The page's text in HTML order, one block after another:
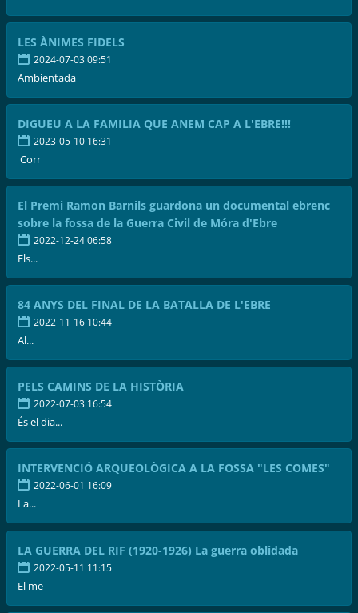
LES ÀNIMES FIDELS
2024-07-03 09:51
Ambientada
DIGUEU A LA FAMILIA QUE ANEM CAP A L'EBRE!!!
2023-05-10 16:31
Corr
El Premi Ramon Barnils guardona un documental ebrenc
sobre la fossa de la Guerra Civil de Móra d'Ebre
2022-12-24 06:58
Els...
84 ANYS DEL FINAL DE LA BATALLA DE L'EBRE
2022-11-16 10:44
Al...
PELS CAMINS DE LA HISTÒRIA
2022-07-03 16:54
És el dia...
INTERVENCIÓ ARQUEOLÒGICA A LA FOSSA "LES COMES"
2022-06-01 16:09
La...
LA GUERRA DEL RIF (1920-1926) La guerra oblidada
2022-05-11 11:15
El me